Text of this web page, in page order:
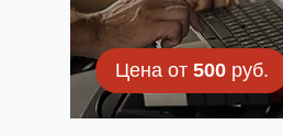
Цена от 500руб.